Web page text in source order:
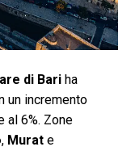
di Bari ha
un incremento
al 6%. Zone
, Murat e